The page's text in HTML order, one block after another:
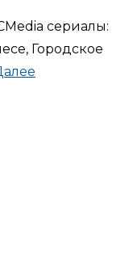
сериалы:
Городское